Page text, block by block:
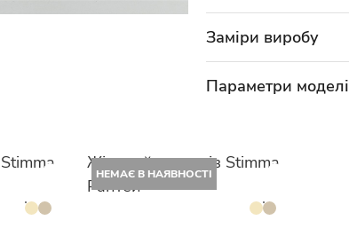
Заміри виробу
Параметри моделі
НЕМАЄ В НАЯВНОСТІ
Жіночий лонгслів Stimma
Рантей